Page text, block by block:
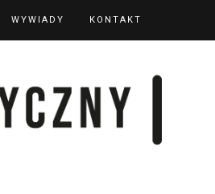
WYWIADY KONTAKT